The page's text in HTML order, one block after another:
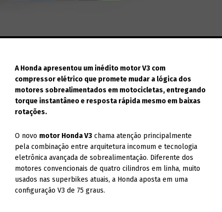
A Honda apresentou um inédito motor V3 com
compressor elétrico que promete mudar a lógica dos
motores sobrealimentados em motocicletas, entregando
torque instantâneo e resposta rápida mesmo em baixas
rotações.
O novo motor Honda V3 chama atenção principalmente
pela combinação entre arquitetura incomum e tecnologia
eletrônica avançada de sobrealimentação. Diferente dos
motores convencionais de quatro cilindros em linha, muito
usados nas superbikes atuais, a Honda aposta em uma
configuração V3 de 75 graus.